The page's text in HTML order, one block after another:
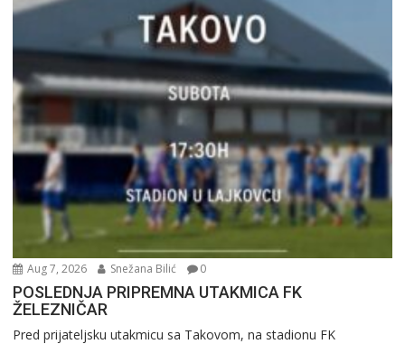
Aug 7, 2026 Snežana Bilić 0
POSLEDNJA PRIPREMNA UTAKMICA FK
ŽELEZNIČAR
Pred prijateljsku utakmicu sa Takovom, na stadionu FK